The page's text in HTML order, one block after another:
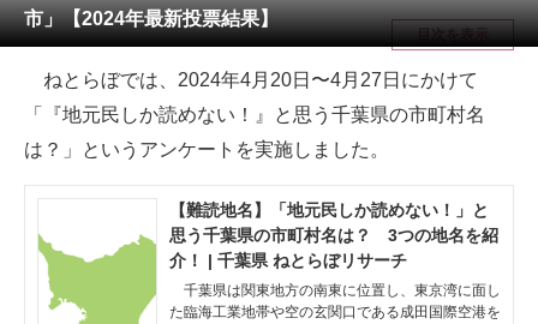
メディア
注目記事を集めた総合ページ
ITの今と未来を見通す
スマホと通信の最新トレンド
進化するPCとデバイスの未来
好きが集まる 比べて選べる
ビジネスと働き方のヒント
市」【2024年最新投票結果】
目次を表示
ねとらぼでは、2024年4月20日〜4月27日にかけて
「『地元民しか読めない！』と思う千葉県の市町村名
は？」というアンケートを実施しました。
【難読地名】「地元民しか読めない！」と
思う千葉県の市町村名は？ 3つの地名を紹
介！ | 千葉県 ねとらぼリサーチ
千葉県は関東地方の南東に位置し、東京湾に面し
た臨海工業地帯や空の玄関口である成田国際空港を